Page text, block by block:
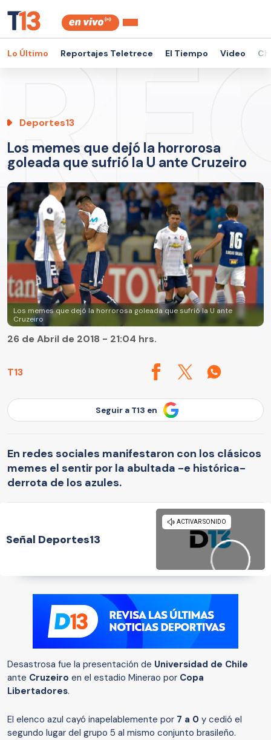
Lo Último Reportajes Teletrece El Tiempo Video
Deportes13
Los memes que dejó la horrorosa
goleada que sufrió la U ante Cruzeiro
Los memes que dejó la horrorosa goleada que sufrió la U ante
Cruzeiro
T13
26 de Abril de 2018 - 21:04 hrs.
Seguir a T13 en
En redes sociales manifestaron con los clásicos
memes el sentir por la abultada -e histórica-
derrota de los azules.
Señal Deportes13
Desastrosa fue la presentación de Universidad de Chile
ante Cruzeiro en el estadio Minerao por Copa
Libertadores.
El elenco azul cayó inapelablemente por 7 a 0 y cedió el
segundo lugar del grupo 5 al mismo conjunto brasileño.